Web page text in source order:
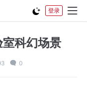
登录
科幻场景
0